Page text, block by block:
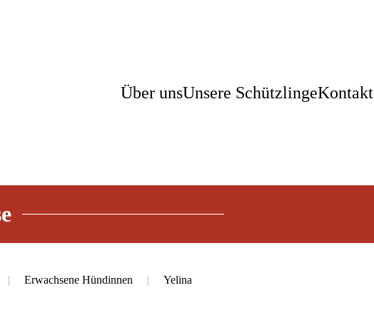
Über unsUnsere SchützlingeKontakt
Erwachsene Hündinnen
Yelina